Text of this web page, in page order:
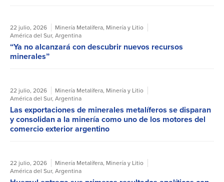
22 julio, 2026 Minería Metalífera, Minería y Litio
América del Sur, Argentina
“Ya no alcanzará con descubrir nuevos recursos
minerales”
22 julio, 2026 Minería Metalífera, Minería y Litio
América del Sur, Argentina
Las exportaciones de minerales metalíferos se disparan
y consolidan a la minería como uno de los motores del
comercio exterior argentino
22 julio, 2026 Minería Metalífera, Minería y Litio
América del Sur, Argentina